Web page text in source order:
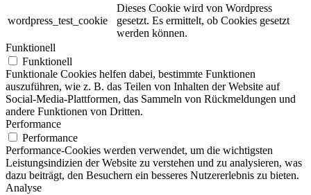
wordpress_test_cookie
Dieses Cookie wird von Wordpress
gesetzt. Es ermittelt, ob Cookies gesetzt
werden können.
Funktionell
Funktionell
Funktionale Cookies helfen dabei, bestimmte Funktionen
auszuführen, wie z. B. das Teilen von Inhalten der Website auf
Social-Media-Plattformen, das Sammeln von Rückmeldungen und
andere Funktionen von Dritten.
Performance
Performance
Performance-Cookies werden verwendet, um die wichtigsten
Leistungsindizien der Website zu verstehen und zu analysieren, was
dazu beiträgt, den Besuchern ein besseres Nutzererlebnis zu bieten.
Analyse